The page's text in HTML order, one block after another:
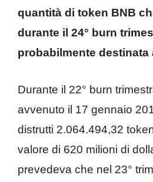
quantità di token BNB
durante il 24° burn
probabilmente destinata
Durante il 22° burn
avvenuto il 17 gennaio
distrutti 2.064.494,32
valore di 620 milioni di
prevedeva che nel 23°